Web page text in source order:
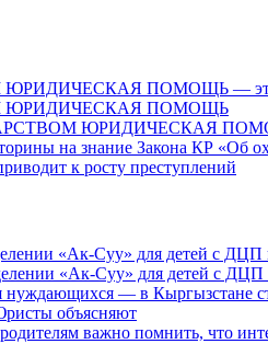
ПОМОЩЬ — это
ЮРИДИЧЕСКАЯ ПОМОЩЬ
ЮРИДИЧЕСКАЯ
на знание Закона КР «Об
к росту преступлений
«Ак-Суу» для детей с
«Ак-Суу» для детей с
нуждающихся — в Кыргызстане
объясняют
родителям важно помнить, что